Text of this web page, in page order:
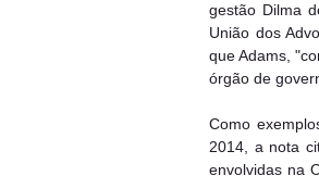
gestão Dilma
União dos
que Adams,
órgão de
Como
2014, a nota
envolvidas na